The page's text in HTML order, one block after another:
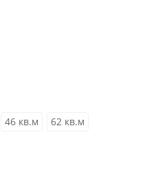
46 кв.м 62 кв.м